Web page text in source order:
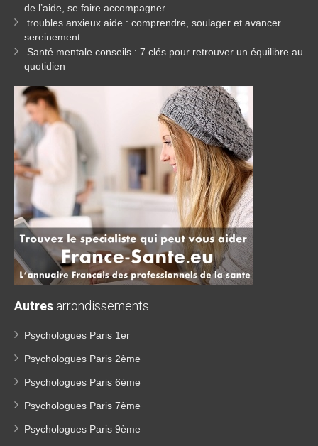
de l’aide, se faire accompagner
troubles anxieux aide : comprendre, soulager et avancer
sereinement
Santé mentale conseils : 7 clés pour retrouver un équilibre au
quotidien
Autres arrondissements
Psychologues Paris 1er
Psychologues Paris 2ème
Psychologues Paris 6ème
Psychologues Paris 7ème
Psychologues Paris 9ème